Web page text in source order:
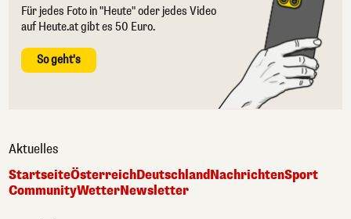
Für jedes Foto in "Heute" oder jedes Video
auf Heute.at gibt es 50 Euro.
So geht's
Aktuelles
StartseiteÖsterreichDeutschlandNachrichtenSport
CommunityWetterNewsletter